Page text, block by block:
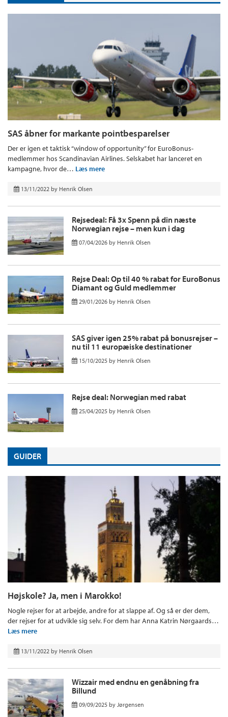
SAS åbner for markante pointbesparelser
Der er igen et taktisk “window of opportunity” for EuroBonus-
medlemmer hos Scandinavian Airlines. Selskabet har lanceret en
kampagne, hvor de… Læs mere
13/11/2022 by Henrik Olsen
Rejsedeal: Få 3x Spenn på din næste
Norwegian rejse – men kun i dag
07/04/2026 by Henrik Olsen
Rejse Deal: Op til 40 % rabat for EuroBonus
Diamant og Guld medlemmer
29/01/2026 by Henrik Olsen
SAS giver igen 25% rabat på bonusrejser –
nu til 11 europæiske destinationer
15/10/2025 by Henrik Olsen
Rejse deal: Norwegian med rabat
25/04/2025 by Henrik Olsen
GUIDER
Højskole? Ja, men i Marokko!
Nogle rejser for at arbejde, andre for at slappe af. Og så er der dem,
der rejser for at udvikle sig selv. For dem har Anna Katrin Nørgaards…
Læs mere
13/11/2022 by Henrik Olsen
Wizzair med endnu en genåbning fra
Billund
09/09/2025 by Jørgensen